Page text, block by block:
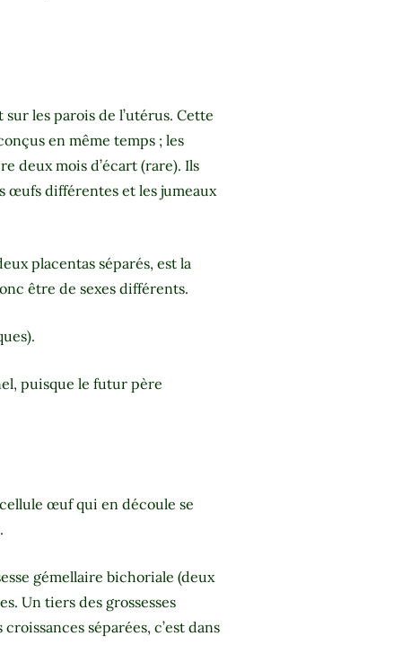
les parois de l’utérus. Cette
en même temps ; les
deux mois d’écart (rare). Ils
œufs différentes et les jumeaux
placentas séparés, est la
être de sexes différents.
puisque le futur père
œuf qui en découle se
gémellaire bichoriale (deux
Un tiers des grossesses
séparées, c’est dans